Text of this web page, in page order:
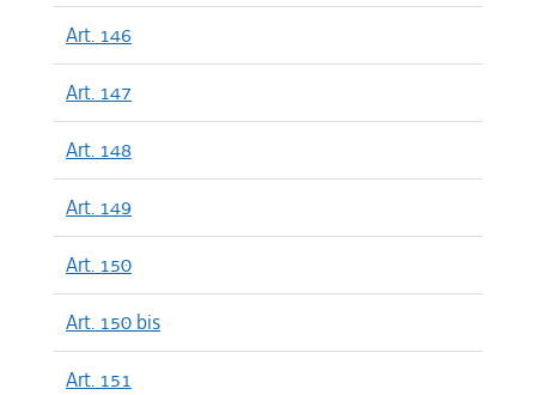
Art. 146
Art. 147
Art. 148
Art. 149
Art. 150
Art. 150 bis
Art. 151